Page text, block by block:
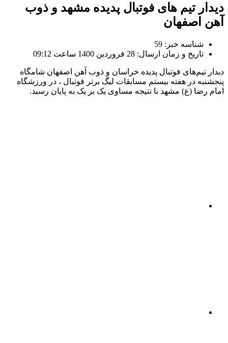
تیم های فوتبال پدیده مشهد و ذوب
اصفهان
شناسه خبر: 59
تاریخ و زمان ارسال: 28 فروردین 1400 ساعت 09:12
تیم‌های فوتبال پدیده خراسان و ذوب آهن اصفهان شامگاه
در هفته بیستم مسابقات لیگ برتر فوتبال ، در ورزشگاه
رضا (ع) مشهد با نتیجه مساوی یک بر یک به پایان رسید.